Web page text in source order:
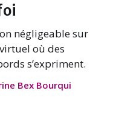
négligeable sur
où des
s’expriment.
Bex Bourqui